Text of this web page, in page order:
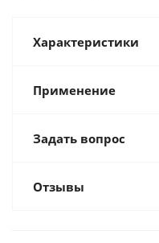
Характеристики
Применение
Задать вопрос
Отзывы